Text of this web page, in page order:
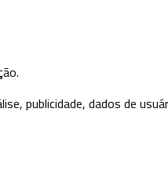
publicidade, dados de